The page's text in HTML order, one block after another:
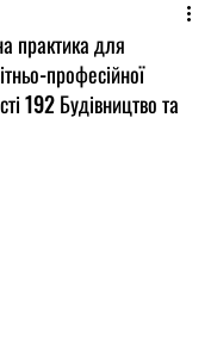
практика для
професійної
192 Будівництво та